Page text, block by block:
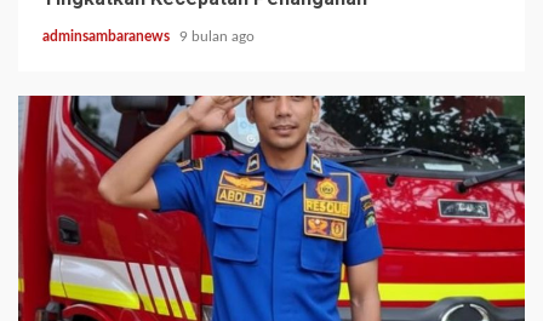
adminsambaranews 9 bulan ago